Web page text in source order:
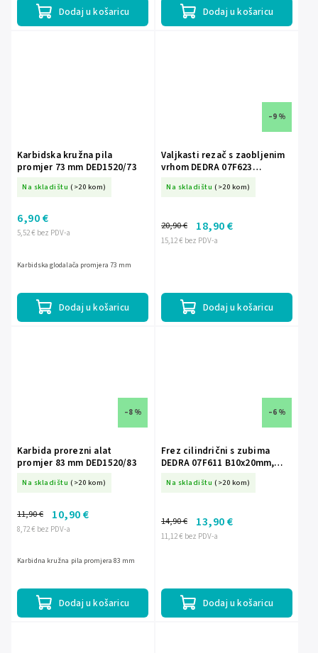
Dodaj u košaricu Dodaj u košaricu
Karbidska kružna pila
promjer 73 mm DED1520/73
Na skladištu (>20 kom)
5,52 € bez PDV-a
6,90 €
Dodaj u košaricu
Karbidska glodalača promjera 73 mm
–9 %
Valjkasti rezač s zaobljenim
vrhom DEDRA 07F623
Na skladištu (>20 kom)
15,12 € bez PDV-a
20,90 € 18,90 €
Dodaj u košaricu
–8 %
Karbida prorezni alat
promjer 83 mm DED1520/83
Na skladištu (>20 kom)
8,72 € bez PDV-a
11,90 € 10,90 €
Dodaj u košaricu
Karbidna kružna pila promjera 83 mm
–6 %
Frez cilindrični s zubima
DEDRA 07F611 B10x20mm,
Na skladištu (>20 kom)
11,12 € bez PDV-a
14,90 € 13,90 €
Dodaj u košaricu